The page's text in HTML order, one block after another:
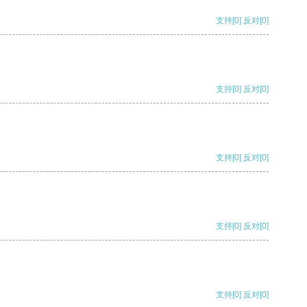
支持[0] 反对[0]
支持[0] 反对[0]
支持[0] 反对[0]
支持[0] 反对[0]
支持[0] 反对[0]